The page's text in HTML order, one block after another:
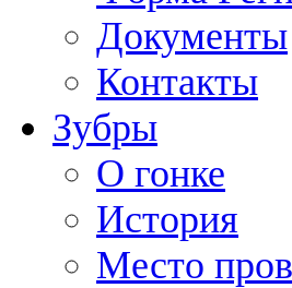
Документы
Контакты
Зубры
О гонке
История
Место